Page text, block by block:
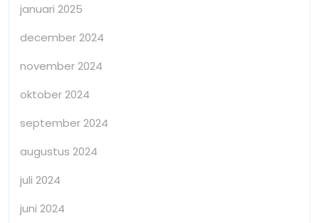
januari 2025
december 2024
november 2024
oktober 2024
september 2024
augustus 2024
juli 2024
juni 2024